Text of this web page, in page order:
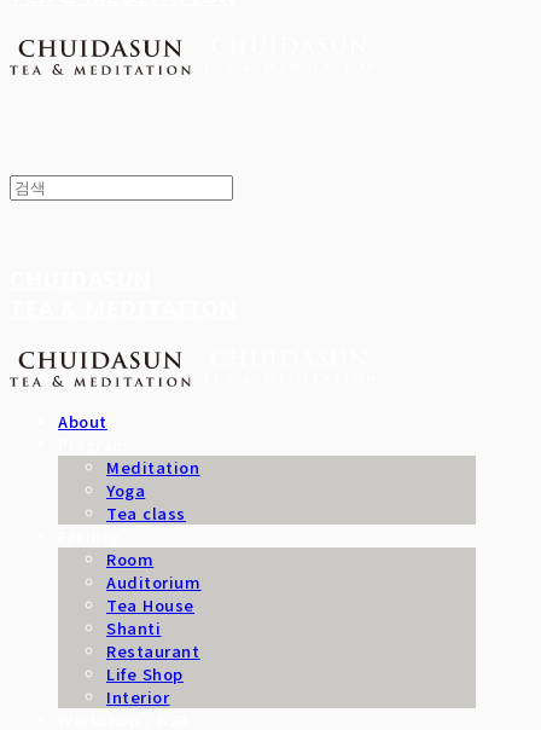
About
Meditation
Yoga
Tea class
Room
Auditorium
Tea House
Shanti
Restaurant
Life Shop
Interior